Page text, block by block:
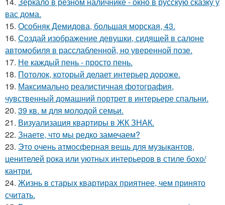
вас дома.
15. Особняк Демидова, большая морская, 43.
16. Создай изображение девушки, сидящей в салоне
автомобиля в расслабленной, но уверенной позе.
17. Не каждый пень - просто пень.
18. Потолок, который делает интерьер дороже.
19. Максимально реалистичная фотография,
чувственный домашний портрет в интерьере спальни.
20. 39 кв. м для молодой семьи.
21. Визуализация квартиры в ЖК ЗНАК.
22. Знаете, что мы редко замечаем?
23. Это очень атмосферная вещь для музыкантов,
ценителей рока или уютных интерьеров в стиле бохо/
кантри.
24. Жизнь в старых квартирах приятнее, чем принято
считать.